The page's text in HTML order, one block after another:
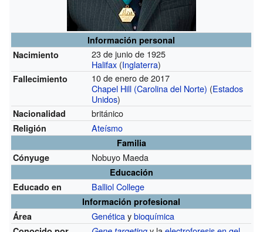
Información personal
Nacimiento
23 de junio de 1925
Halifax (Inglaterra)
Fallecimiento
10 de enero de 2017
Chapel Hill (Carolina del Norte) (Estados
Unidos)
Nacionalidad británico
Religión Ateísmo
Familia
Cónyuge
Nobuyo Maeda
Educación
Educado en
Balliol College
Información profesional
Área
Genéticaybioquímica